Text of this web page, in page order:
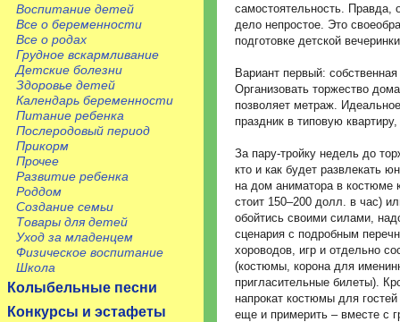
Воспитание детей
Все о беременности
Все о родах
Грудное вскармливание
Детские болезни
Здоровье детей
Календарь беременности
Питание ребенка
Послеродовый период
Прикорм
Прочее
Развитие ребенка
Роддом
Создание семьи
Товары для детей
Уход за младенцем
Физическое воспитание
Школа
Колыбельные песни
Конкурсы и эстафеты
самостоятельность. Правда,
дело непростое. Это
подготовке детской
Вариант первый: собственная
Организовать торжество
позволяет метраж.
праздник в типовую
За пару-тройку недель до
кто и как будет развлекать
на дом аниматора в костюме
стоит 150–200 долл. в час)
обойтись своими силами,
сценария с подробным
хороводов, игр и отдельно
(костюмы, корона для
пригласительные билеты).
напрокат костюмы для
еще и примерить – вместе с